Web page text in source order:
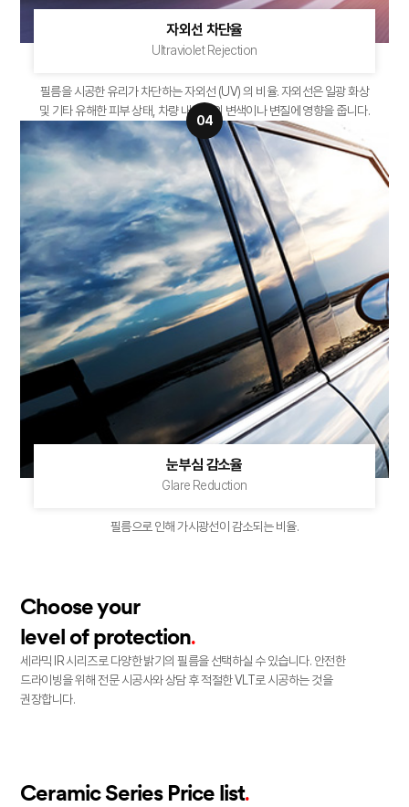
자외선 차단율
Ultraviolet Rejection
필름을 시공한 유리가 차단하는자외선 (UV) 의 비율. 자외선은일광 화상
및 기타 유해한 피부 상태, 차량 내장재의 변색이나 변질에 영향을줍니다.
04
눈부심 감소율
Glare Reduction
필름으로 인해 가시광선이 감소되는 비율.
Choose your
level of protection.
세라믹 IR 시리즈로 다양한 밝기의 필름을 선택하실 수 있습니다. 안전한
드라이빙을 위해 전문 시공사와 상담 후적절한 VLT로 시공하는 것을
권장합니다.
Ceramic Series Price list.